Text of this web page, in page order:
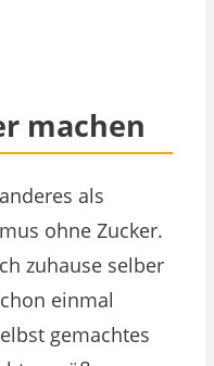
machen
als
ohne Zucker.
zuhause selber
einmal
gemachtes